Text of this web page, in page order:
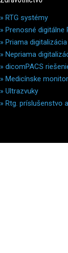
» RTG systémy
» Prenosné digitálne
» Priama
» Nepriama
» dicomPACS
» Medicínske
» Ultrazvuky
» Rtg. príslušenstvo